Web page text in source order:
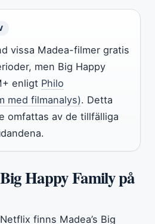
vissa Madea-filmer gratis
men Big Happy
enligt Philo
med filmanalys). Detta
omfattas av de tillfälliga
Happy Family på
finns Madea’s Big